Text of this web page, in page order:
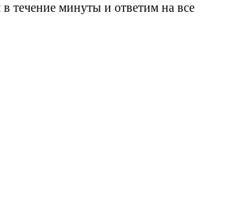
течение минуты и ответим на все